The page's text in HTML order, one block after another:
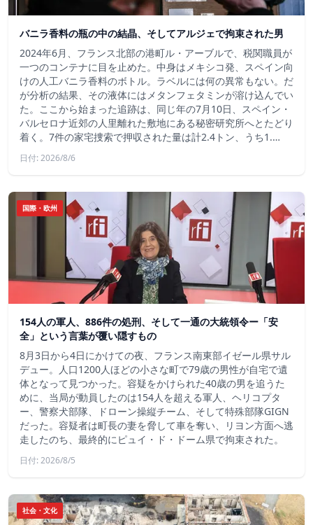
バニラ香料の瓶の中の結晶、そしてアルジェで拘束された男
2024年6月、フランス北部の港町ル・アーブルで、税関職員が
一つのコンテナに目を止めた。中身はメキシコ発、スペイン向
けの人工バニラ香料のボトル。ラベルには何の異常もない。だ
が分析の結果、その液体にはメタンフェタミンが溶け込んでい
た。ここから始まった追跡は、同じ年の7月10日、スペイン・
バルセロナ近郊の人里離れた敷地にある秘密研究所へとたどり
着く。7件の家宅捜索で押収された量は計2.4トン、うち1.…
日付: 2026/8/6
国際・欧州
154人の軍人、886件の処刑、そして一通の大統領令ー「安
全」という言葉が覆い隠すもの
8月3日から4日にかけての夜、フランス南東部イゼール県サル
デュー。人口1200人ほどの小さな町で79歳の男性が自宅で遺
体となって見つかった。容疑をかけられた40歳の男を追うた
めに、当局が動員したのは154人を超える軍人、ヘリコプタ
ー、警察犬部隊、ドローン操縦チーム、そして特殊部隊GIGN
だった。容疑者は町長の妻を脅して車を奪い、リヨン方面へ逃
走したのち、最終的にピュイ・ド・ドーム県で拘束された。
日付: 2026/8/5
社会・文化